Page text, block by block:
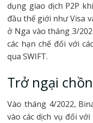
dụng giao dịch P2P
đầu thế giới như Visa
ở Nga vào tháng 3/
các hạn chế đối với
qua SWIFT.
Trở ngại
Vào tháng 4/2022,
vào các dịch vụ đối